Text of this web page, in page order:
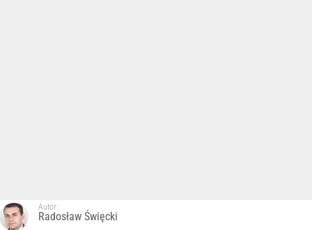
Autor:
Radosław Święcki